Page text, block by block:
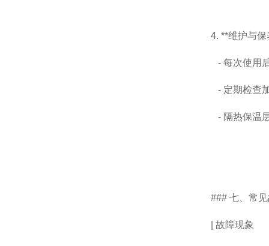
4. **维护与保
- 每次使用
- 定期检查
- 隔热保温
### 七、常
| 故